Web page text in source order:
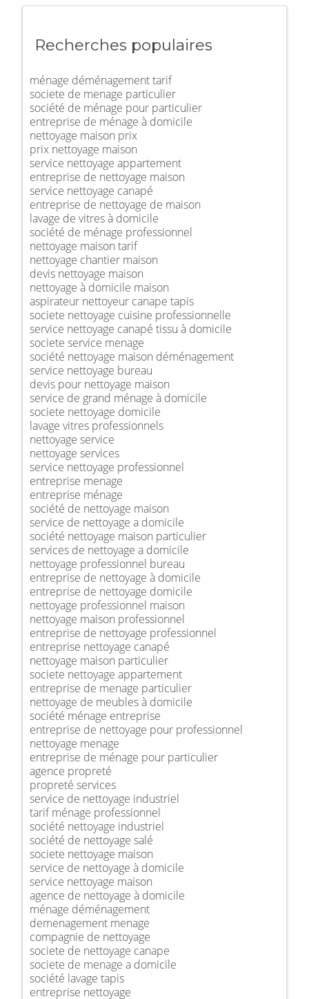
Recherches populaires
ménage déménagement tarif
societe de menage particulier
société de ménage pour particulier
entreprise de ménage à domicile
nettoyage maison prix
prix nettoyage maison
service nettoyage appartement
entreprise de nettoyage maison
service nettoyage canapé
entreprise de nettoyage de maison
lavage de vitres à domicile
société de ménage professionnel
nettoyage maison tarif
nettoyage chantier maison
devis nettoyage maison
nettoyage à domicile maison
aspirateur nettoyeur canape tapis
societe nettoyage cuisine professionnelle
service nettoyage canapé tissu à domicile
societe service menage
société nettoyage maison déménagement
service nettoyage bureau
devis pour nettoyage maison
service de grand ménage à domicile
societe nettoyage domicile
lavage vitres professionnels
nettoyage service
nettoyage services
service nettoyage professionnel
entreprise menage
entreprise ménage
société de nettoyage maison
service de nettoyage a domicile
société nettoyage maison particulier
services de nettoyage a domicile
nettoyage professionnel bureau
entreprise de nettoyage à domicile
entreprise de nettoyage domicile
nettoyage professionnel maison
nettoyage maison professionnel
entreprise de nettoyage professionnel
entreprise nettoyage canapé
nettoyage maison particulier
societe nettoyage appartement
entreprise de menage particulier
nettoyage de meubles à domicile
société ménage entreprise
entreprise de nettoyage pour professionnel
nettoyage menage
entreprise de ménage pour particulier
agence propreté
propreté services
service de nettoyage industriel
tarif ménage professionnel
société nettoyage industriel
société de nettoyage salé
societe nettoyage maison
service de nettoyage à domicile
service nettoyage maison
agence de nettoyage à domicile
ménage déménagement
demenagement menage
compagnie de nettoyage
societe de nettoyage canape
societe de menage a domicile
société lavage tapis
entreprise nettoyage